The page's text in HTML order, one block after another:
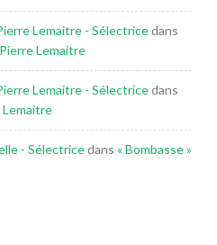
Lemaitre - Sélectricedans
Lemaitre
Lemaitre - Sélectricedans
Lemaitre
- Sélectricedans « Bombasse »